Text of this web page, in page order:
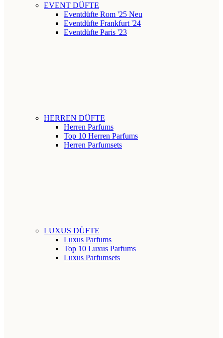
EVENT DÜFTE
Eventdüfte Rom '25 Neu
Eventdüfte Frankfurt '24
Eventdüfte Paris '23
HERREN DÜFTE
Herren Parfums
Top 10 Herren Parfums
Herren Parfumsets
LUXUS DÜFTE
Luxus Parfums
Top 10 Luxus Parfums
Luxus Parfumsets